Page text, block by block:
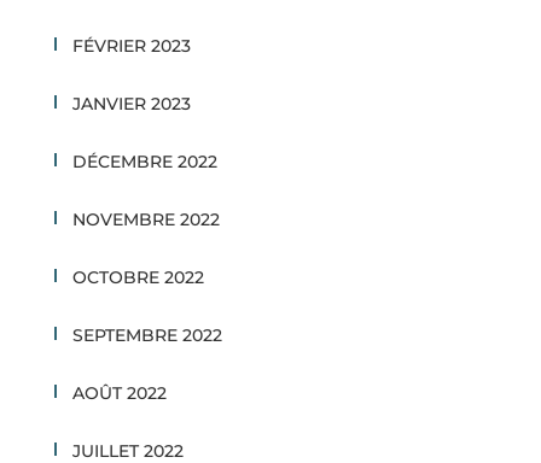
FÉVRIER 2023
JANVIER 2023
DÉCEMBRE 2022
NOVEMBRE 2022
OCTOBRE 2022
SEPTEMBRE 2022
AOÛT 2022
JUILLET 2022